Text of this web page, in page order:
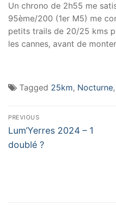
Un chrono de 2h55 me
95ème/200 (1er M5) me
petits trails de 20/25 kms
les cannes, avant de
Tagged 25km, Nocturne,
Navigation
de
l’article
PREVIOUS
Previous
post:
Lum’Yerres 2024 – 1
doublé ?